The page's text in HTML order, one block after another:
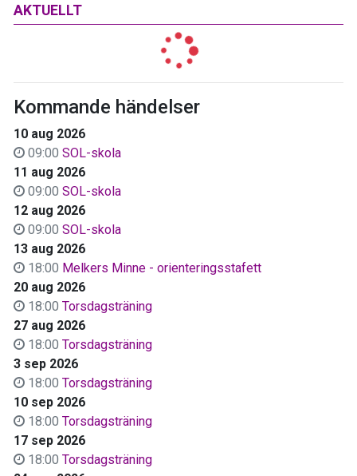
AKTUELLT
Kommande händelser
10 aug 2026
09:00 SOL-skola
11 aug 2026
09:00 SOL-skola
12 aug 2026
09:00 SOL-skola
13 aug 2026
18:00 Melkers Minne - orienteringsstafett
20 aug 2026
18:00 Torsdagsträning
27 aug 2026
18:00 Torsdagsträning
3 sep 2026
18:00 Torsdagsträning
10 sep 2026
18:00 Torsdagsträning
17 sep 2026
18:00 Torsdagsträning